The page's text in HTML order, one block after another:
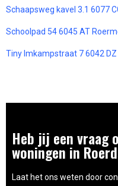
Schaapsweg kavel 3.1 6077
Schoolpad 54 6045 AT
Tiny Imkampstraat 7 6042
Heb jij een vraag
woningen in
Laat het ons weten door